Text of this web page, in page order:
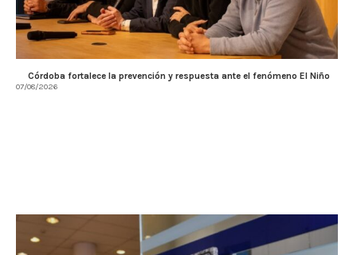
Córdoba fortalece la prevención y respuesta ante el fenómeno El Niño
07/08/2026